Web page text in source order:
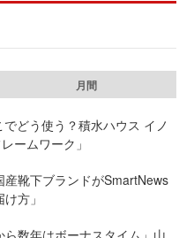
月間
どう使う？積水ハウス イノ
ームワーク」
靴下ブランドがSmartNews
方」
ら数年はボーナスタイム」山